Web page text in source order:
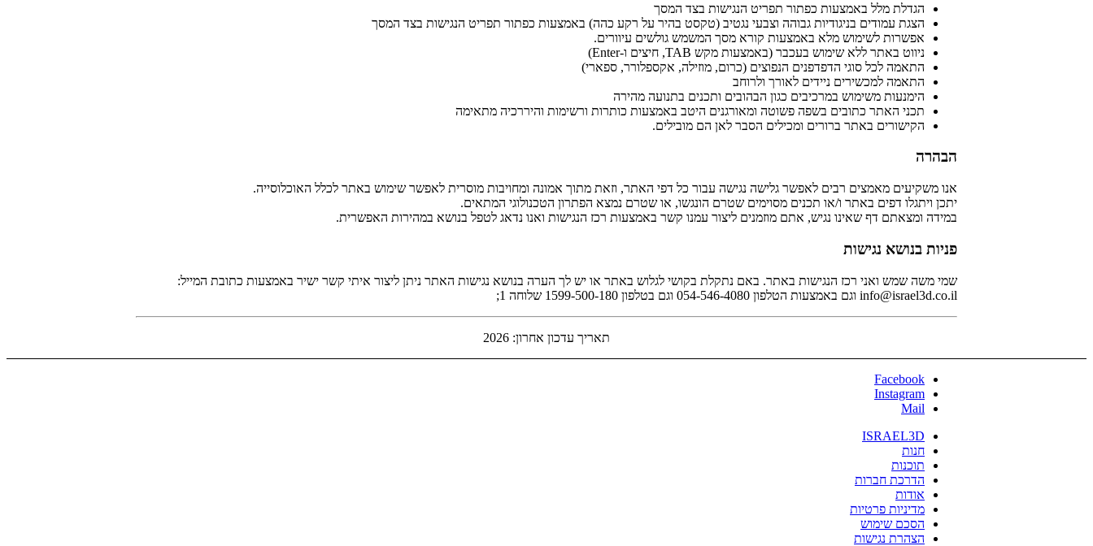
הגדלת מלל באמצעות כפתור תפריט הנגישות בצד המסך
הצגת עמודים בניגודיות גבוהה וצבעי נגטיב (טקסט בהיר על רקע כהה) באמצעות כפתור תפריט הנגישות בצד המסך
אפשרות לשימוש מלא באמצעות קורא מסך המשמש גולשים עיוורים.
ניווט באתר ללא שימוש בעכבר (באמצעות מקש TAB, חיצים ו-Enter)
התאמה לכל סוגי הדפדפנים הנפוצים (כרום, מוזילה, אקספלורר, ספארי)
התאמה למכשירים ניידים לאורך ולרוחב
הימנעות משימוש במרכיבים כגון הבהובים ותכנים בתנועה מהירה
תכני האתר כתובים בשפה פשוטה ומאורגנים היטב באמצעות כותרות ורשימות והיררכיה מתאימה
הקישורים באתר ברורים ומכילים הסבר לאן הם מובילים.
הבהרה
אנו משקיעים מאמצים רבים לאפשר גלישה נגישה עבור כל דפי האתר, וזאת מתוך אמונה ומחויבות מוסרית לאפשר שימוש באתר לכלל האוכלוסייה.
יתכן ויתגלו דפים באתר ו/או תכנים מסוימים שטרם הונגשו, או שטרם נמצא הפתרון הטכנולוגי המתאים.
במידה ומצאתם דף שאינו נגיש, אתם מוזמנים ליצור עמנו קשר באמצעות רכז הנגישות ואנו נדאג לטפל בנושא במהירות האפשרית.
פניות בנושא נגישות
שמי משה שמש ואני רכז הנגישות באתר. באם נתקלת בקושי לגלוש באתר או יש לך הערה בנושא נגישות האתר ניתן ליצור איתי קשר ישיר באמצעות כתובת המייל:
info@israel3d.co.il וגם באמצעות הטלפון 054-546-4080 וגם בטלפון 1599-500-180 שלוחה 1;
תאריך עדכון אחרון: 2026
Facebook
Instagram
Mail
ISRAEL3D
חנות
תוכנות
הדרכת חברות
אודות
מדיניות פרטיות
הסכם שימוש
הצהרת נגישות